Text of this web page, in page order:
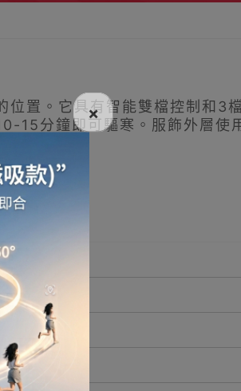
置。它具有智能雙檔控制和3
15分鐘即可驅寒。服飾外層使
×